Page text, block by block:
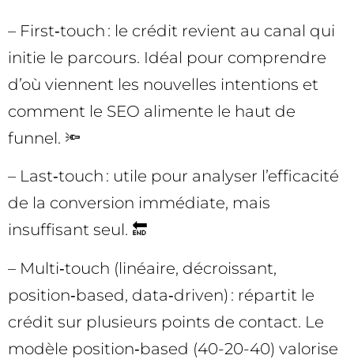
– First‑touch : le crédit revient au canal qui
initie le parcours. Idéal pour comprendre
d’où viennent les nouvelles intentions et
comment le SEO alimente le haut de
funnel. 🔦
– Last‑touch : utile pour analyser l’efficacité
de la conversion immédiate, mais
insuffisant seul. 🔚
– Multi‑touch (linéaire, décroissant,
position‑based, data‑driven) : répartit le
crédit sur plusieurs points de contact. Le
modèle position‑based (40-20-40) valorise